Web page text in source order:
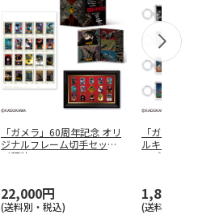
「ガメラ」60周年記念 オリ
ジナルフレーム切手セット
（額装
22,000円
(送料別・税込)
「ガメラ」
ルキーホル
ーデ
1,870円
(送料別・税